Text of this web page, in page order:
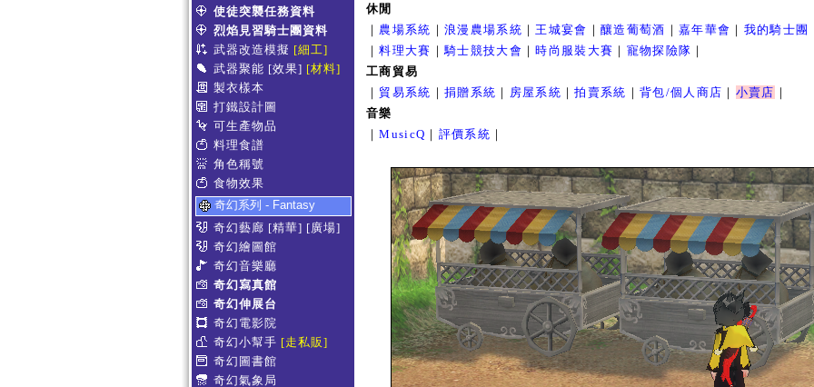
使徒突襲任務資料
烈焰見習騎士團資料
武器改造模擬 [細工]
武器聚能 [效果] [材料]
製衣樣本
打鐵設計圖
可生產物品
料理食譜
角色稱號
食物效果
奇幻系列 - Fantasy
奇幻藝廊 [精華] [廣場]
奇幻繪圖館
奇幻音樂廳
奇幻寫真館
奇幻伸展台
奇幻電影院
奇幻小幫手 [走私販]
奇幻圖書館
奇幻氣象局
休閒
｜ 農場系統 ｜浪漫農場系統 ｜王城宴會 ｜釀造葡萄酒 ｜嘉年華會 ｜ 我的騎士團
｜料理大賽 ｜騎士競技大會 ｜時尚服裝大賽 ｜ 寵物探險隊 ｜
工商貿易
｜ 貿易系統 ｜捐贈系統 ｜ 房屋系統 ｜拍賣系統 ｜背包/個人商店 ｜ 小賣店 ｜
音樂
｜MusicQ ｜ 評價系統 ｜